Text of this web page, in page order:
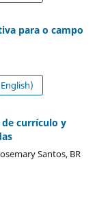
para o campo
currículo y
Santos, BR